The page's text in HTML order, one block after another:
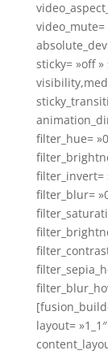
video_mute=
sticky= »off
filter_hue=
filter_invert=
filter_blur=
layout=